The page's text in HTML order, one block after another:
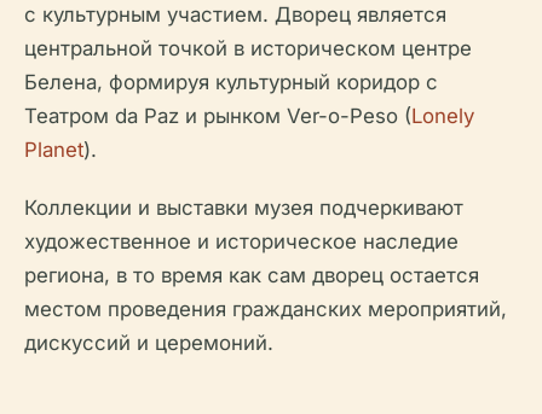
с культурным участием. Дворец является
центральной точкой в историческом центре
Белена, формируя культурный коридор с
Театром da Paz и рынком Ver-o-Peso (Lonely
Planet).
Коллекции и выставки музея подчеркивают
художественное и историческое наследие
региона, в то время как сам дворец остается
местом проведения гражданских мероприятий,
дискуссий и церемоний.